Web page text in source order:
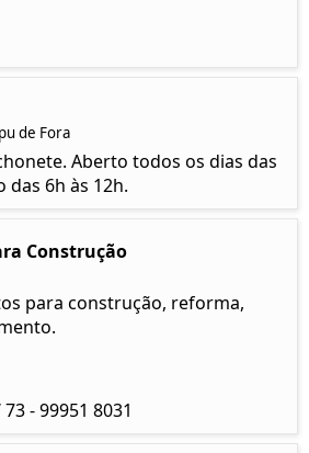
de Fora
Aberto todos os dias das
das 6h às 12h.
Construção
para construção, reforma,
- 99951 8031